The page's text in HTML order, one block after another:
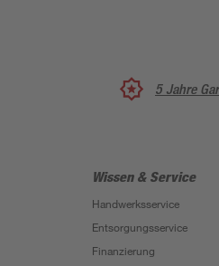
5 Jahre
Wissen & Service
Handwerksservice
Entsorgungsservice
Finanzierung